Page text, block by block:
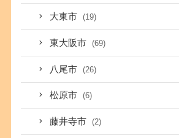
大東市 (19)
東大阪市 (69)
八尾市 (26)
松原市 (6)
藤井寺市 (2)